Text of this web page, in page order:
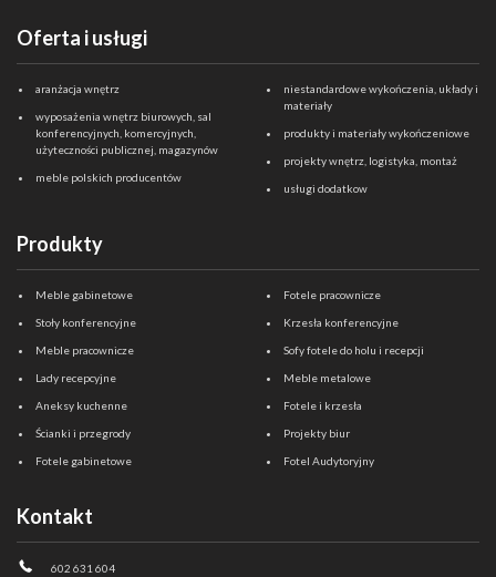
Oferta i usługi
aranżacja wnętrz
wyposażenia wnętrz biurowych, sal
konferencyjnych, komercyjnych,
użyteczności publicznej, magazynów
meble polskich producentów
niestandardowe wykończenia, układy i
materiały
produkty i materiały wykończeniowe
projekty wnętrz, logistyka, montaż
usługi dodatkow
Produkty
Meble gabinetowe
Stoły konferencyjne
Meble pracownicze
Lady recepcyjne
Aneksy kuchenne
Ścianki i przegrody
Fotele gabinetowe
Fotele pracownicze
Krzesła konferencyjne
Sofy fotele do holu i recepcji
Meble metalowe
Fotele i krzesła
Projekty biur
Fotel Audytoryjny
Kontakt
602 631 604